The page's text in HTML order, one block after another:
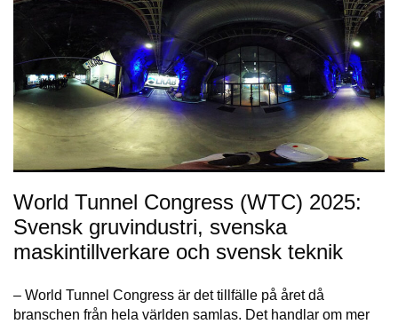
World Tunnel Congress (WTC) 2025:
Svensk gruvindustri, svenska
maskintillverkare och svensk teknik
– World Tunnel Congress är det tillfälle på året då
branschen från hela världen samlas. Det handlar om mer